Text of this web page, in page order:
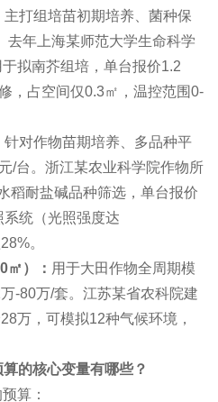
主打组培苗初期培养、菌种保
去年上海某师范大学生命科学
拟南芥组培，单台报价1.2
，占空间仅0.3㎡，温控范围0-
针对作物苗期培养、多品种平
/台。浙江某农业科学院作物所
稻耐盐碱品种筛选，单台报价
统（光照强度达
。
㎡）： 用于大田作物全周期模
-80万/套。江苏某省农科院建
万，可模拟12种气候环境，
的核心变量有哪些？
算：